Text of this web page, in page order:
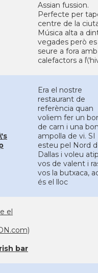
Assian fussion.
Perfecte per
centre de la
Música alta a
vegades però
seure a fora amb
calefactors a
Era el nostre
restaurant de
referència quan
voliem fer un
de carn i una
ampolla de vi. SI
esteu pel Nord
Dallas i voleu
vos de valent i
vos la butxaca,
és el lloc
el
bar